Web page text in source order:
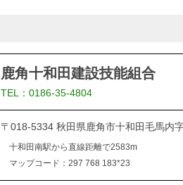
鹿角十和田建設技能組合
TEL：0186-35-4804
〒018-5334 秋田県鹿角市十和田毛馬内
十和田南駅から直線距離で2583m
マップコード：297 768 183*23